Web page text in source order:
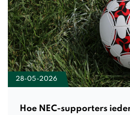
28-05-2026
Hoe NEC-supporters